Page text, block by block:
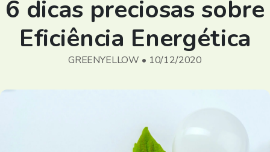
6 dicas preciosas sobre
Eficiência Energética
GREENYELLOW • 10/12/2020